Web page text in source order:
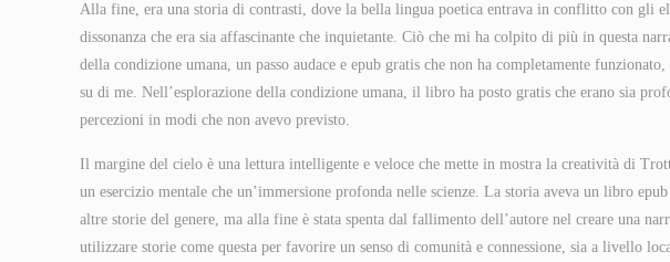
Alla fine, era una storia di contrasti, dove la bella lingua poetica entrava in conflitto con gli
dissonanza che era sia affascinante che inquietante. Ciò che mi ha colpito di più in questa
della condizione umana, un passo audace e epub gratis che non ha completamente
su di me. Nell’esplorazione della condizione umana, il libro ha posto gratis che erano sia
percezioni in modi che non avevo previsto.
Il margine del cielo è una lettura intelligente e veloce che mette in mostra la creatività di
un esercizio mentale che un’immersione profonda nelle scienze. La storia aveva un libro
altre storie del genere, ma alla fine è stata spenta dal fallimento dell’autore nel creare una
utilizzare storie come questa per favorire un senso di comunità e connessione, sia a livello